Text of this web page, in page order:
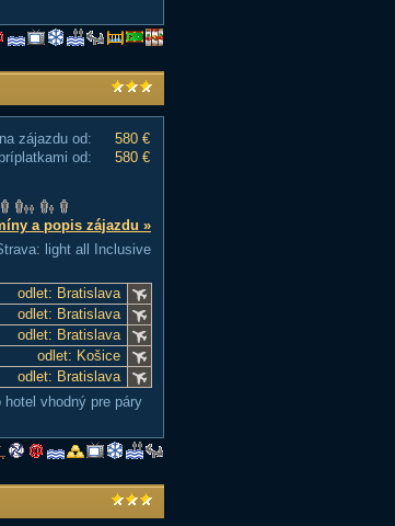
zájazdu od:
580 €
od:
580 €
a popis zájazdu »
light all Inclusive
odlet: Bratislava
odlet: Bratislava
odlet: Bratislava
odlet: Košice
odlet: Bratislava
vhodný pre páry